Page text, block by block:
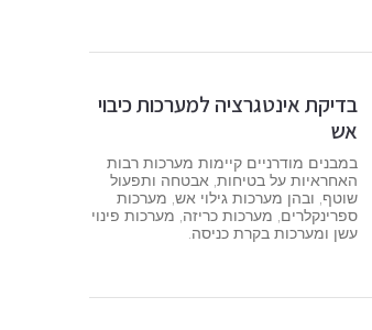
בדיקת אינטגרציה למערכות כיבוי
אש
במבנים מודרניים קיימות מערכות רבות
האחראיות על בטיחות, אבטחה ותפעול
שוטף, ובהן מערכות גילוי אש, מערכות
ספרינקלרים, מערכות כריזה, מערכות פינוי
עשן ומערכות בקרת כניסה.